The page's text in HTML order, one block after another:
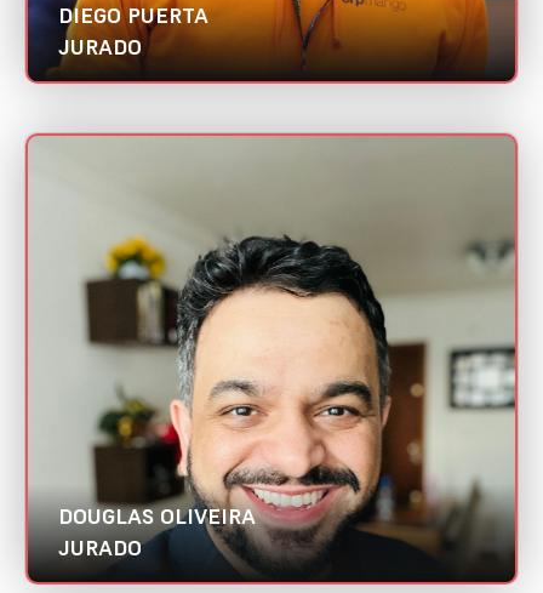
DIEGO PUERTA
JURADO
DOUGLAS OLIVEIRA
JURADO
Agência DDM | Abradi SP
Categoria:
Melhor estratégia de marketing digital